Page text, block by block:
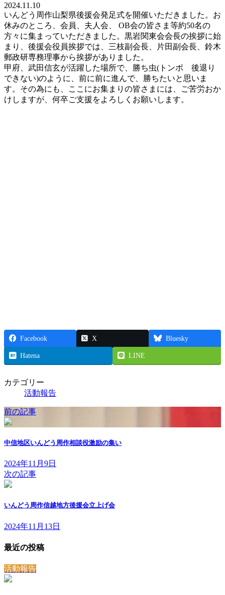
新
日
時
:
2024.11.10
いんどう周作山梨県後援会発足式を開催いただきました。お
休みのところ、会員、夫人会、 OB会の皆さま等約50名の
方々に集まっていただきました。黒岩関東会会長の挨拶に始
まり、後援会役員挨拶では、三枝副会長、片田副会長、鈴木
郵政研専務理事から挨拶がありました。
甲府、武田信玄が活躍した場所で、勝ち虫(トンボ 後退り
できない)のように、前に前に進んで、勝ちたいと思いま
す。その為にも、ここにお集まりの皆さまには、ご苦労おか
けしますが、何卒ご支援をよろしくお願いします。
Facebook X Bluesky
Hatena LINE
カテゴリー
活動報告
前の記事
中信地区いんどう周作相談役激励の集い
2024年11月9日
次の記事
いんどう周作信越地方後援会立上げ会
2024年11月13日
最近の投稿
活動報告